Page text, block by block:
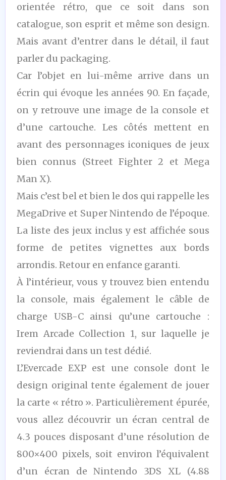
orientée rétro, que ce soit dans son
catalogue, son esprit et même son design.
Mais avant d’entrer dans le détail, il faut
parler du packaging.
Car l’objet en lui-même arrive dans un
écrin qui évoque les années 90. En façade,
on y retrouve une image de la console et
d’une cartouche. Les côtés mettent en
avant des personnages iconiques de jeux
bien connus (Street Fighter 2 et Mega
Man X).
Mais c’est bel et bien le dos qui rappelle les
MegaDrive et Super Nintendo de l’époque.
La liste des jeux inclus y est affichée sous
forme de petites vignettes aux bords
arrondis. Retour en enfance garanti.
À l’intérieur, vous y trouvez bien entendu
la console, mais également le câble de
charge USB-C ainsi qu’une cartouche :
Irem Arcade Collection 1, sur laquelle je
reviendrai dans un test dédié.
L’Evercade EXP est une console dont le
design original tente également de jouer
la carte « rétro ». Particulièrement épurée,
vous allez découvrir un écran central de
4.3 pouces disposant d’une résolution de
800×400 pixels, soit environ l’équivalent
d’un écran de Nintendo 3DS XL (4.88